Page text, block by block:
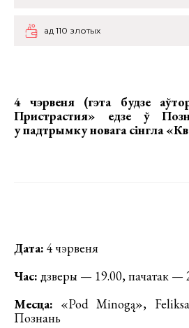
ад 110 злотых
4 чэрвеня (гэта будзе
Пристрастия» едзе ў
у падтрымку новага сінгла
Дата: 4 чэрвеня
Час: дзверы — 19.00, пачатак —
Месца: «Pod Minogą»,
Познань